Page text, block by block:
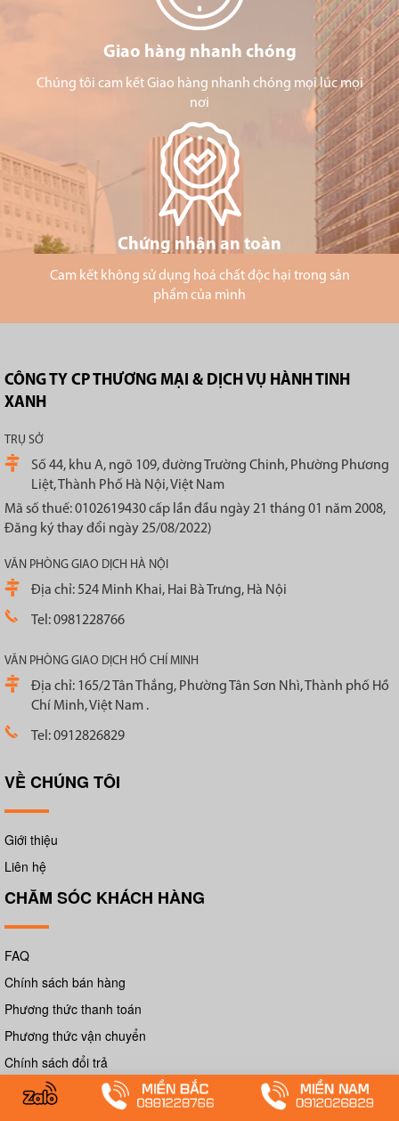
Giao hàng nhanh chóng
Chúng tôi cam kết Giao hàng nhanh chóng mọi lúc mọi
nơi
Chứng nhận an toàn
Cam kết không sử dụng hoá chất độc hại trong sản
phẩm của mình
CÔNG TY CP THƯƠNG MẠI & DỊCH VỤ HÀNH TINH
XANH
TRỤ SỞ
Số 44, khu A, ngõ 109, đường Trường Chinh, Phường Phương
Liệt, Thành Phố Hà Nội, Việt Nam
Mã số thuế: 0102619430 cấp lần đầu ngày 21 tháng 01 năm 2008,
Đăng ký thay đổi ngày 25/08/2022)
VĂN PHÒNG GIAO DỊCH HÀ NỘI
Địa chỉ: 524 Minh Khai, Hai Bà Trưng, Hà Nội
Tel: 0981228766
VĂN PHÒNG GIAO DỊCH HỒ CHÍ MINH
Địa chỉ: 165/2 Tân Thắng, Phường Tân Sơn Nhì, Thành phố Hồ
Chí Minh, Việt Nam .
Tel: 0912826829
VỀ CHÚNG TÔI
Giới thiệu
Liên hệ
CHĂM SÓC KHÁCH HÀNG
FAQ
Chính sách bán hàng
Phương thức thanh toán
Phương thức vận chuyển
Chính sách đổi trả
Chính sách bảo mật
Chính sách bảo hành